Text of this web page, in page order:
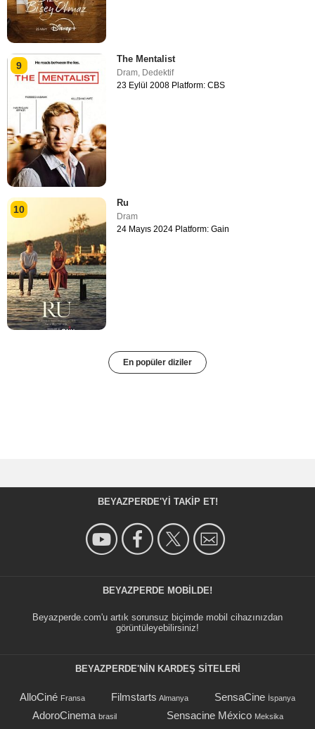
9
The Mentalist
Dram, Dedektif
23 Eylül 2008 Platform: CBS
10
Ru
Dram
24 Mayıs 2024 Platform: Gain
En popüler diziler
BEYAZPERDE'YI TAKIP ET!
BEYAZPERDE MOBILDE!
Beyazperde.com'u artık sorunsuz biçimde mobil cihazınızdan
görüntüleyebilirsiniz!
BEYAZPERDE'NIN KARDEŞ SİTELERİ
AlloCiné Fransa Filmstarts Almanya SensaCine İspanya
AdoroCinema brasil Sensacine México Meksika